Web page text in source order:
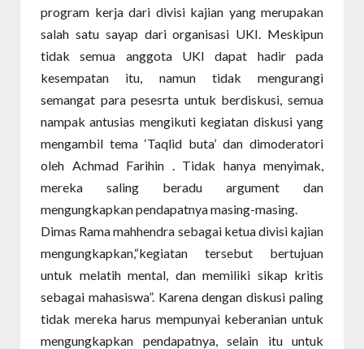
program kerja dari divisi kajian yang merupakan
salah satu sayap dari organisasi UKI. Meskipun
tidak semua anggota UKI dapat hadir pada
kesempatan itu, namun tidak mengurangi
semangat para pesesrta untuk berdiskusi, semua
nampak antusias mengikuti kegiatan diskusi yang
mengambil tema ‘Taqlid buta’ dan dimoderatori
oleh Achmad Farihin . Tidak hanya menyimak,
mereka saling beradu argument dan
mengungkapkan pendapatnya masing-masing.
Dimas Rama mahhendra sebagai ketua divisi kajian
mengungkapkan,“kegiatan tersebut bertujuan
untuk melatih mental, dan memiliki sikap kritis
sebagai mahasiswa”. Karena dengan diskusi paling
tidak mereka harus mempunyai keberanian untuk
mengungkapkan pendapatnya, selain itu untuk